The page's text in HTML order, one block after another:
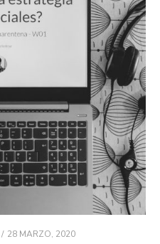
POSTED
28 MARZO, 2020